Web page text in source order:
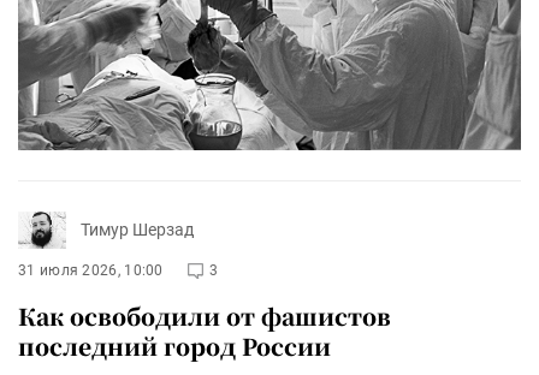
Тимур Шерзад
31 июля 2026, 10:00 3
Как освободили от фашистов
последний город России